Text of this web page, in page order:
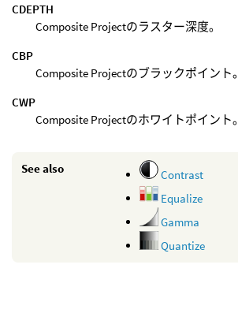
CDEPTH
Composite Projectのラスター深度。
CBP
Composite Projectのブラックポイント。
CWP
Composite Projectのホワイトポイント。
See also
Contrast
Equalize
Gamma
Quantize